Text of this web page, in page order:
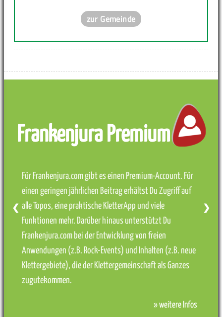
zur Gemeinde
Frankenjura Premium
Für Frankenjura.com gibt es einen Premium-Account. Für
einen geringen jährlichen Beitrag erhältst Du Zugriff auf
alle Topos, eine praktische KletterApp und viele
Funktionen mehr. Darüber hinaus unterstützt Du
Frankenjura.com bei der Entwicklung von freien
Anwendungen (z.B. Rock-Events) und Inhalten (z.B. neue
Klettergebiete), die der Klettergemeinschaft als Ganzes
zugutekommen.
» weitere Infos
❮ ❯